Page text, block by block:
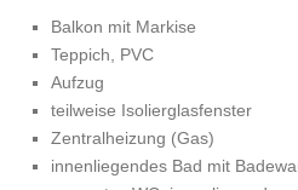
Balkon mit Markise
Teppich, PVC
Aufzug
teilweise Isolierglasfenster
Zentralheizung (Gas)
innenliegendes Bad mit